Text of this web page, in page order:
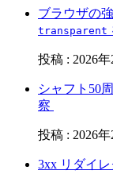
ブラウザの
transparent
投稿 : 2026年
シャフト50
察
投稿 : 2026年
3xx リダイ